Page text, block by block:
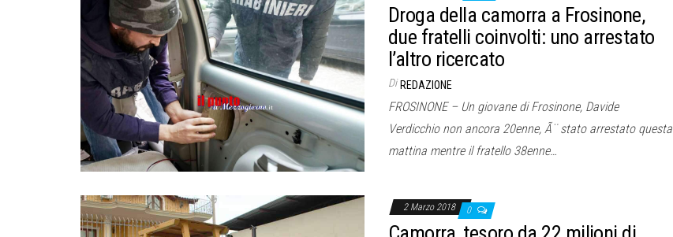
Droga della camorra a Frosinone,
due fratelli coinvolti: uno arrestato
l’altro ricercato
Di REDAZIONE
FROSINONE – Un giovane di Frosinone, Davide
Verdicchio non ancora 20enne, Ã¨ stato arrestato questa
mattina mentre il fratello 38enne…
2 Marzo 2018 0